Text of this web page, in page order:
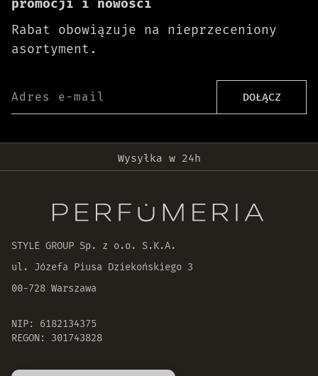
promocji i nowości
Rabat obowiązuje na nieprzeceniony
asortyment.
Adres e-mail DOŁĄCZ
Wysyłka w 24h
30 dni na zwrot zamówienia
STYLE GROUP Sp. z o.o. S.K.A.
ul. Józefa Piusa Dziekońskiego 3
00-728 Warszawa
NIP: 6182134375
REGON: 301743828